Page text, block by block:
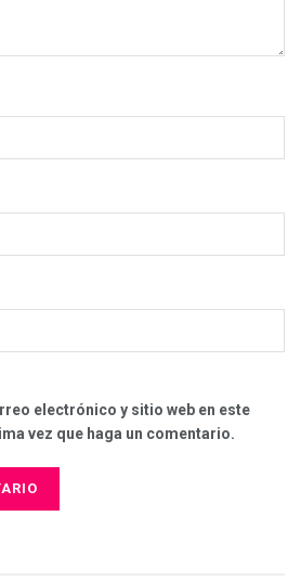
electrónico y sitio web en este
vez que haga un comentario.